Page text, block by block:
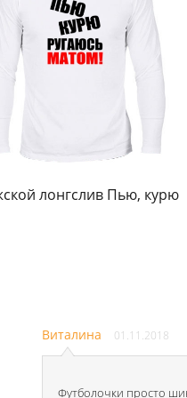
лонгслив Пью, курю
Виталина 01.11.2018
Футболочки просто